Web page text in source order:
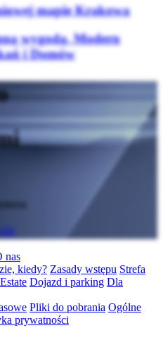
mapie Krakowa
wygodą. Modern
i Domów
nas
kiedy? Zasady wstępu Strefa
Dojazd i parking Dla
Pliki do pobrania Ogólne
prywatności